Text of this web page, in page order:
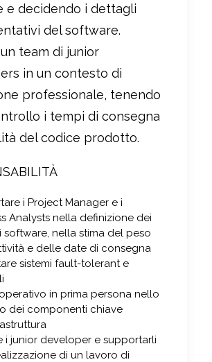
e decidendo i dettagli
del software.
team di junior
in un contesto di
professionale, tenendo
i tempi di consegna
del codice prodotto.
i Project Manager e i
Analysts nella definizione dei
software, nella stima del peso
e delle date di consegna
sistemi fault-tolerant e
in prima persona nello
dei componenti chiave
i junior developer e supportarli
di un lavoro di